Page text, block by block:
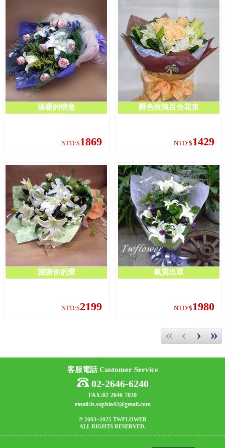
溫暖的情意
NTD:$1869
爵色玫瑰百合花束
NTD:$1429
謝謝你的愛
NTD:$2199
氣質出眾
NTD:$1980
« ‹ › »
客服電話 Customer Service
02-2646-6240
FAX:02-2646-7820
email:ls.sophia42@gmail.com
© 2003~2025 TWFLOWER
ALL RIGHTS RESERVED.